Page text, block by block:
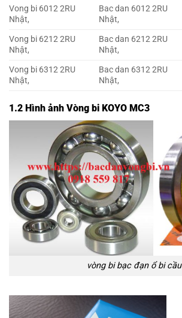
Vong bi 6012 2RU
Nhật,
Bac dan 6012 2RU
Nhật,
Vong bi 6212 2RU
Nhật,
Bac dan 6212 2RU
Nhật,
Vong bi 6312 2RU
Nhật,
Bac dan 6312 2RU
Nhật,
1.2 Hình ảnh Vòng bi KOYO MC3
vòng bi bạc đạn ổ bi cầu